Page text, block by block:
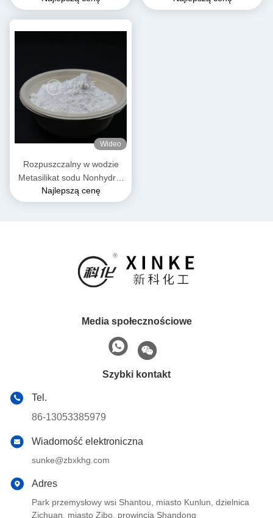
wodzie krystalicznej
Wideo
Rozpuszczalny w wodzie
Metasilikat sodu Nonhydrat
Białe i swobodnie płynące
granule Proszek Woda
Najlepszą cenę
Media społecznościowe
Szybki kontakt
Tel.
86-13053385979
Wiadomość elektroniczna
sunke@zbxkhg.com
Adres
Park przemysłowy wsi Shantou, miasto Kunlun, dzielnica
Zichuan, miasto Zibo, prowincja Shandong